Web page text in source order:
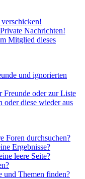
Nachrichten!
Mitglied dieses
und ignorierten
oder zur Liste
diese wieder aus
Foren durchsuchen?
Ergebnisse?
leere Seite?
und Themen finden?